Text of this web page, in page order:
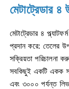
মেটাট্রেডার ৪
মেটাট্রেডার ৪
প্রদান করে: তেলের
সক্রিয়তা পরিচালনা
সবকিছুই একটি একক
এবং ৩০০০ পর্যন্ত